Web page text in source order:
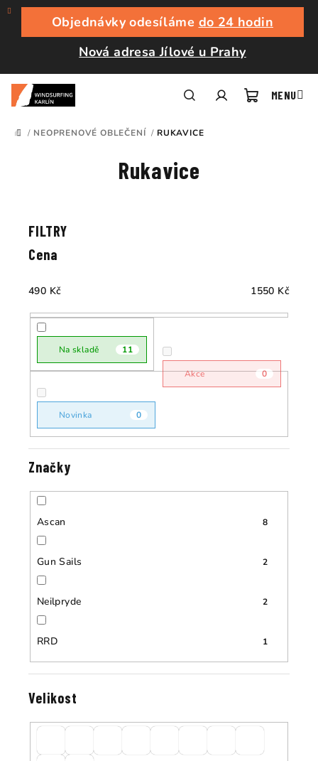
Přejít
obsah
Objednávky odesíláme do 24 hodin
Nová adresa Jílové u Prahy
DOMŮ
/ NEOPRENOVÉ OBLEČENÍ / RUKAVICE
Rukavice
Ř
r
d
u
ů
Cena
490 Kč 1550 Kč
Na skladě 11
Akce 0
Novinka 0
Značky
Ascan 8
Gun Sails 2
Neilpryde 2
RRD 1
Velikost